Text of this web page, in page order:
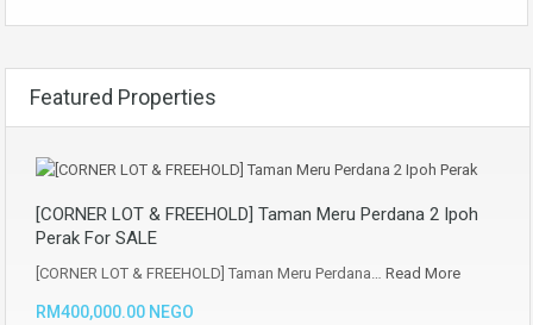
Featured Properties
[CORNER LOT & FREEHOLD] Taman Meru Perdana 2 Ipoh
Perak For SALE
[CORNER LOT & FREEHOLD] Taman Meru Perdana… Read More
RM400,000.00 NEGO